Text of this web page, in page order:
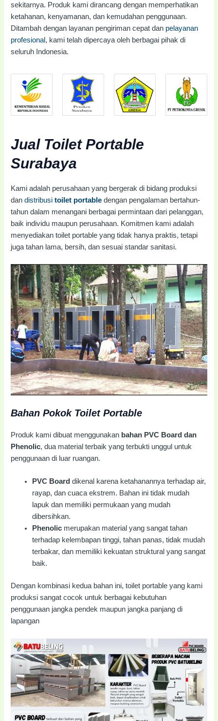
sekitarnya. Produk kami dirancang dengan memperhatikan
ketahanan, kenyamanan, dan kemudahan penggunaan.
Ditambah dengan layanan pengiriman cepat dan pelayanan
profesional , kami telah dipercaya oleh berbagai pihak di
seluruh Indonesia.
Jual Toilet Portable
Surabaya
Kami adalah perusahaan yang bergerak di bidang produksi
dandistribusitoilet portable dengan pengalaman bertahun-
tahun dalam menangani berbagai permintaan dari pelanggan,
baik individu maupun perusahaan. Komitmen kami adalah
menyediakan toilet portable yang tidak hanya praktis, tetapi
juga tahan lama, bersih, dan sesuai standar sanitasi.
Bahan Pokok Toilet Portable
Produk kami dibuat menggunakan bahan PVC Board dan
Phenolic, dua material terbaik yang terbukti unggul untuk
penggunaan di luar ruangan.
PVC Board dikenal karena ketahanannya terhadap air,
rayap, dan cuaca ekstrem. Bahan ini tidak mudah
lapuk dan memiliki permukaan yang mudah
dibersihkan.
Phenolic merupakan material yang sangat tahan
terhadap kelembapan tinggi, tahan panas, tidak mudah
terbakar, dan memiliki kekuatan struktural yang sangat
baik.
Dengan kombinasi kedua bahan ini, toilet portable yang kami
produksi sangat cocok untuk berbagai kebutuhan
penggunaan jangka pendek maupun jangka panjang di
lapangan